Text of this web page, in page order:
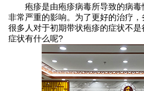
疱疹是由疱疹病毒所导致的病毒
非常严重的影响。为了更好的治疗，
很多人对于初期带状疱疹的症状不
症状有什么呢?